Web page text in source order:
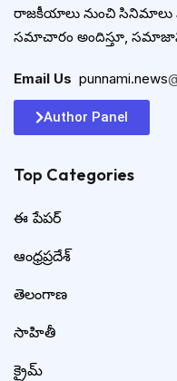
రాజకీయాలు నుంచి సినిమాలు
సమాచారం అందిస్తూ,
Email Us punnami.news
Author Panel
Top Categories​
ఈ పేపర్
ఆంధ్రప్రదేశ్
తెలంగాణ
సాహితీ
క్రైమ్